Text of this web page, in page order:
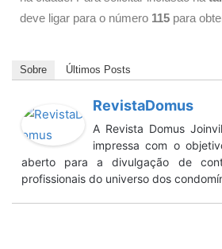
deve ligar para o número 115 para
Sobre Últimos Posts
RevistaDomus
A Revista Domus
impressa com o
aberto para a divulgação de
profissionais do universo dos